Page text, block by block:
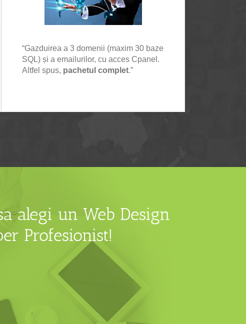
“Gazduirea a 3 domenii (maxim 30 baze
SQL) și a emailurilor, cu acces Cpanel.
Altfel spus, pachetul complet.”
alegi un Web Design
Profesionist!